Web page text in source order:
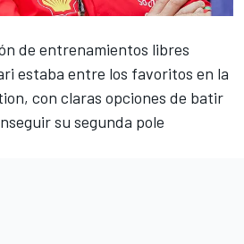
de entrenamientos libres
estaba entre los favoritos en la
con claras opciones de batir
su segunda pole